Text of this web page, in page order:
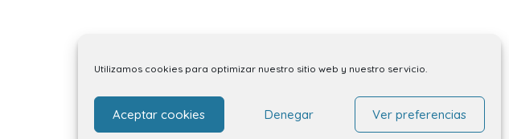
Utilizamos cookies para optimizar nuestro sitio web y nuestro servicio.
Aceptar cookies Denegar Ver preferencias